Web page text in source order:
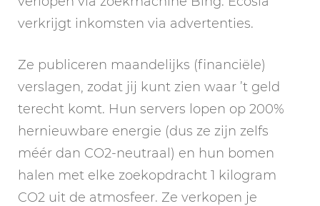
verkrijgt inkomsten via advertenties.
Ze publiceren maandelijks (financiële)
verslagen, zodat jij kunt zien waar ’t geld
terecht komt. Hun servers lopen op 200%
hernieuwbare energie (dus ze zijn zelfs
méér dan CO2-neutraal) en hun bomen
halen met elke zoekopdracht 1 kilogram
CO2 uit de atmosfeer. Ze verkopen je